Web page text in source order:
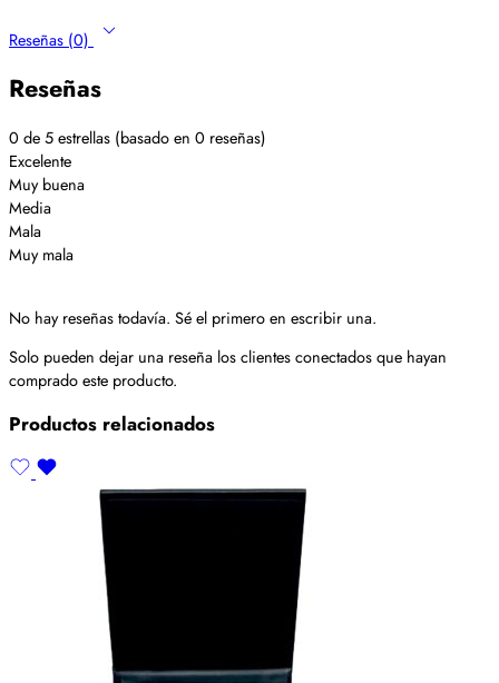
Reseñas (0)
Reseñas
0 de 5 estrellas (basado en 0 reseñas)
Excelente
Muy buena
Media
Mala
Muy mala
No hay reseñas todavía. Sé el primero en escribir una.
Solo pueden dejar una reseña los clientes conectados que hayan
comprado este producto.
Productos relacionados